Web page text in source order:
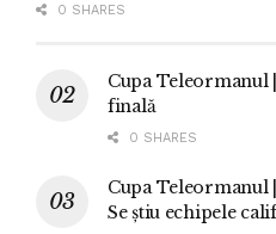
0 SHARES
Cupa Teleormanul
finală
0 SHARES
Cupa Teleormanul |
Se știu echipele